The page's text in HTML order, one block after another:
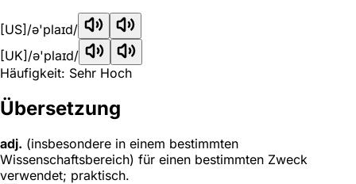
[US] /ə'plaɪd/
[UK] /ə'plaɪd/
Häufigkeit: Sehr Hoch
Übersetzung
adj. (insbesondere in einem bestimmten
Wissenschaftsbereich) für einen bestimmten Zweck
verwendet; praktisch.